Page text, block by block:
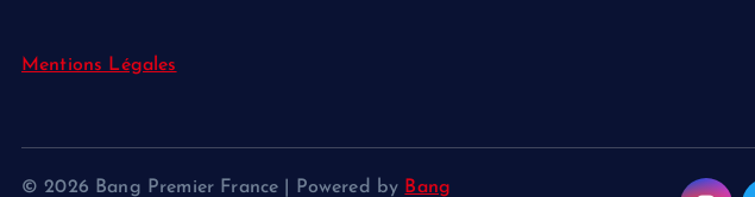
Mentions Légales
© 2026 Bang Premier France | Powered by Bang